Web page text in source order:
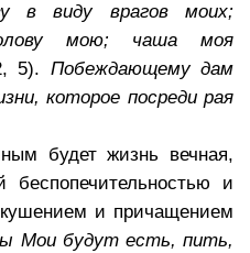
в виду врагов моих;
мою; чаша моя
5). Побеждающему дам
которое посреди рая
будет жизнь вечная,
беспопечительностью и
и причащением
Мои будут есть, пить,